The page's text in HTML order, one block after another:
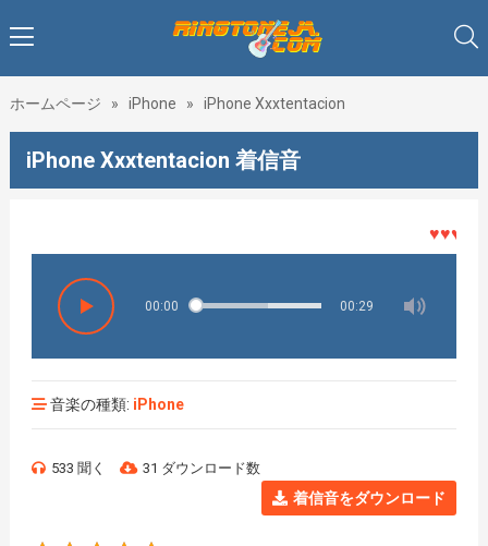
ホームページ » iPhone » iPhone Xxxtentacion
iPhone Xxxtentacion 着信音
♥♥♥着メ
00:00 00:29
音楽の種類: iPhone
533 聞く 31 ダウンロード数
着信音をダウンロード